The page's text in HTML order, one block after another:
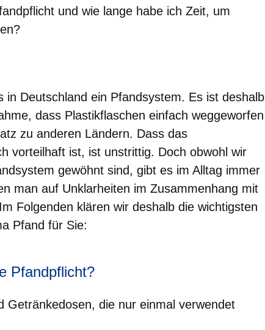
und wie lange habe ich Zeit, um
in Deutschland ein Pfandsystem. Es ist deshalb
dass Plastikflaschen einfach weggeworfen
zu anderen Ländern. Dass das
vorteilhaft ist, ist unstrittig. Doch obwohl wir
gewöhnt sind, gibt es im Alltag immer
man auf Unklarheiten im Zusammenhang mit
Folgenden klären wir deshalb die wichtigsten
Pfand für Sie:
Pfandpflicht?
Getränkedosen, die nur einmal verwendet